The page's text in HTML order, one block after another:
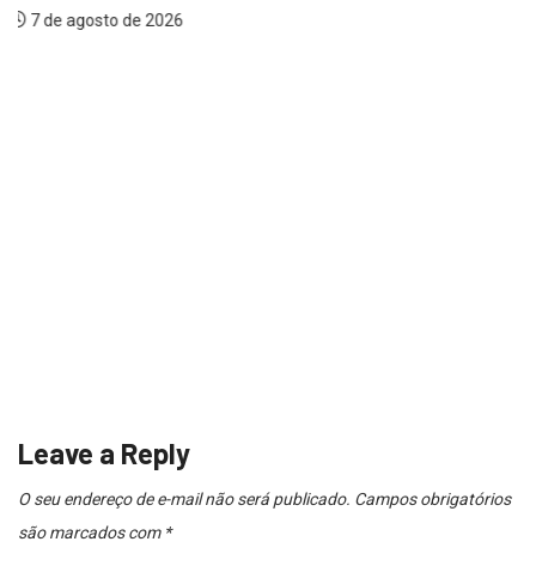
Leave a Reply
O seu endereço de e-mail não será publicado. Campos obrigatórios
são marcados com *